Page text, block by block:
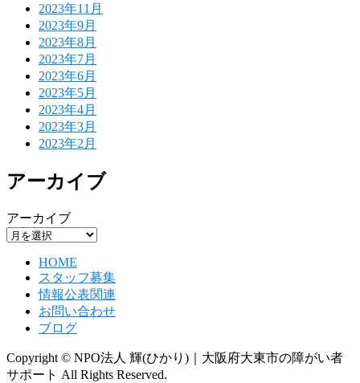
2023年11月
2023年9月
2023年8月
2023年7月
2023年6月
2023年5月
2023年4月
2023年3月
2023年2月
アーカイブ
アーカイブ
HOME
スタッフ募集
情報公表関連
お問い合わせ
ブログ
Copyright © NPO法人 輝(ひかり)｜大阪府大東市の障がい者
サポート All Rights Reserved.